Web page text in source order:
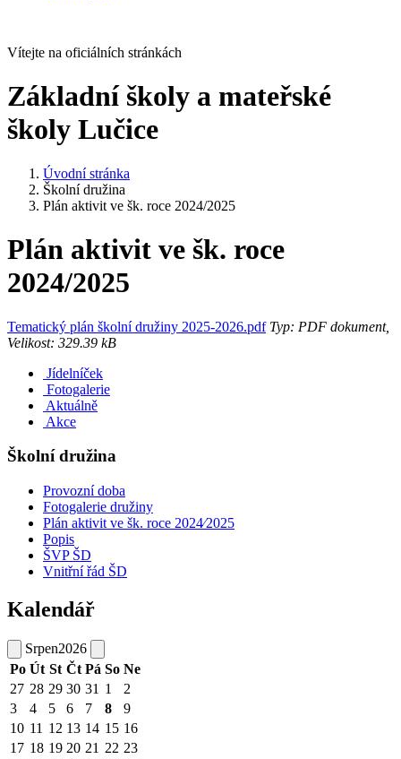
Vítejte na oficiálních stránkách
Základní školy a mateřské
školy Lučice
Úvodní stránka
Školní družina
Plán aktivit ve šk. roce 2024/2025
Plán aktivit ve šk. roce
2024/2025
Tematický plán školní družiny 2025-2026.pdfTyp: PDF dokument,
Velikost: 329.39 kB
Jídelníček
Fotogalerie
Aktuálně
Akce
Školní družina
Provozní doba
Fotogalerie družiny
Plán aktivit ve šk. roce 2024⁄2025
Popis
ŠVP ŠD
Vnitřní řád ŠD
Kalendář
Srpen2026
Po Út St Čt Pá So Ne
27 28 29 30 31 1
2
3
4 5 6 7 8
9
10 11 12 13 14 15 16
17 18 19 20 21 22 23